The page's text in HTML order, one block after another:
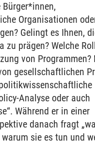
Organisationen
Gelingt es Ihnen,
zu prägen? Welche
von
gesellschaftlichen
Analyse oder auch
Während er in einer
danach fragt
sie es tun und